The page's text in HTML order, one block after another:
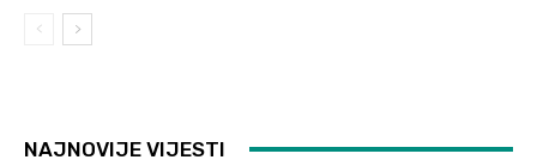
NAJNOVIJE VIJESTI